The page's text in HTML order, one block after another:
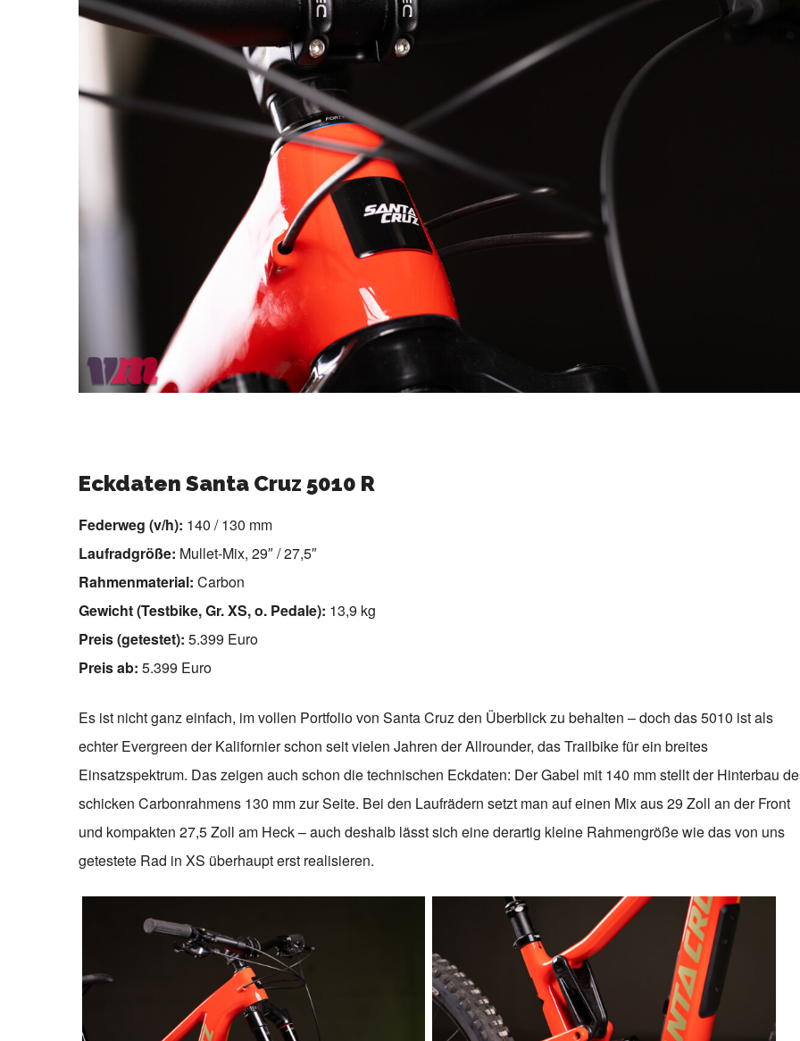
Eckdaten Santa Cruz 5010 R
Federweg (v/h): 140 / 130 mm
Laufradgröße: Mullet-Mix, 29″ / 27,5″
Rahmenmaterial: Carbon
Gewicht (Testbike, Gr. XS, o. Pedale): 13,9 kg
Preis (getestet): 5.399 Euro
Preis ab: 5.399 Euro
Es ist nicht ganz einfach, im vollen Portfolio von Santa Cruz den Überblick zu behalten – doch das 5010 ist als
echter Evergreen der Kalifornier schon seit vielen Jahren der Allrounder, das Trailbike für ein breites
Einsatzspektrum. Das zeigen auch schon die technischen Eckdaten: Der Gabel mit 140 mm stellt der Hinterbau
schicken Carbonrahmens 130 mm zur Seite. Bei den Laufrädern setzt man auf einen Mix aus 29 Zoll an der Front
und kompakten 27,5 Zoll am Heck – auch deshalb lässt sich eine derartig kleine Rahmengröße wie das von uns
getestete Rad in XS überhaupt erst realisieren.